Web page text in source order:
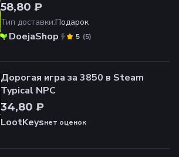
58,80 ₽
Тип доставки:Подарок
DoejaShop (5)
5
Дорогая игра за 3850 в Steam
Typical NPC
34,80 ₽
LootKeysнет оценок